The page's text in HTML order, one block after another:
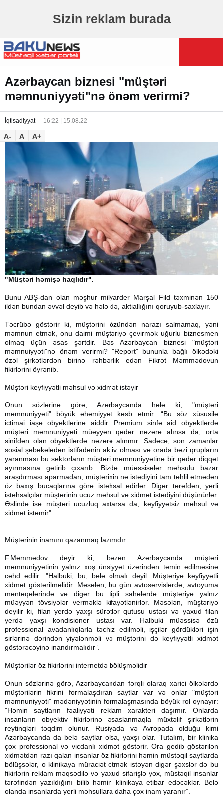
Sizin reklam burada
Azərbaycan biznesi "müştəri
məmnuniyyəti"nə önəm verirmi?
İqtisadiyyat 16:22 | 15.08.22
A- A A+
"Müştəri həmişə haqlıdır".
Bunu ABŞ-dan olan məşhur milyarder Marşal Fild təxminən 150
ildən bundan əvvəl deyib və hələ də, aktiallığını qoruyub-saxlayır.
Təcrübə göstərir ki, müştərini özündən narazı salmamaq, yəni
məmnun etmək, onu daimi müştəriyə çevirmək uğurlu biznesmen
olmaq üçün əsas şərtdir. Bəs Azərbaycan biznesi "müştəri
məmnuiyyəti"nə önəm verirmi? "Report" bununla bağlı ölkədəki
özəl şirkətlərdən birinə rəhbərlik edən Fikrət Məmmədovun
fikirlərini öyrənib.
Müştəri keyfiyyətli məhsul və xidmət istəyir
Onun sözlərinə görə, Azərbaycanda hələ ki, "müştəri
məmnuniyyəti" böyük əhəmiyyət kəsb etmir: “Bu söz xüsusilə
ictimai iaşə obyektlərinə aiddir. Premium sinfə aid obyektlərdə
müştəri məmnuniyyəti müəyyən qədər nəzərə alınsa da, orta
sinifdən olan obyektlərdə nəzərə alınmır. Sadəcə, son zamanlar
sosial şəbəkələdən istifadənin aktiv olması və orada bəzi qrupların
yaranması bu sektorların müştəri məmnuniyyətinə bir qədər diqqət
ayırmasına gətirib çıxarıb. Bizdə müəssisələr məhsulu bazar
araşdırması aparmadan, müştərinin nə istədiyini tam təhlil etmədən
öz baxış bucaqlarına görə istehsal edirlər. Digər tərəfdən, yerli
istehsalçılar müştərinin ucuz məhsul və xidmət istədiyini düşünürlər.
Əslində isə müştəri ucuzluq axtarsa da, keyfiyyətsiz məhsul və
xidmət istəmir".
Müştərinin inamını qazanmaq lazımdır
F.Məmmədov deyir ki, bəzən Azərbaycanda müştəri
məmnuniyyətinin yalnız xoş ünsiyyət üzərindən təmin edilməsinə
cəhd edilir: "Halbuki, bu, belə olmalı deyil. Müştəriyə keyfiyyətli
xidmət göstərilməlidir. Məsələn, bu gün avtoservislərdə, avtoyuma
məntəqələrində və digər bu tipli sahələrdə müştəriyə yalnız
müəyyən tövsiyələr verməklə kifayətlənirlər. Məsələn, müştəriyə
deyilir ki, filan yerdə yaxşı sürətlər qutusu ustası və yaxud filan
yerdə yaxşı kondisioner ustası var. Halbuki müəssisə özü
professional avadanlıqlarla təchiz edilməli, işçilər gördükləri işin
sirlərinə dərindən yiyələnməli və müştərini də keyfiyyətli xidmət
göstərəcəyinə inandırmalıdır”.
Müştərilər öz fikirlərini internetdə bölüşməlidir
Onun sözlərinə görə, Azərbaycandan fərqli olaraq xarici ölkələrdə
müştərilərin fikrini formalaşdıran saytlar var və onlar "müştəri
məmnuniyyəti" mədəniyyətinin formalaşmasında böyük rol oynayır:
"Həmin saytların fəaliyyəti reklam xarakteri daşımır. Onlarda
insanların obyektiv fikirlərinə əsaslanmaqla müxtəlif şirkətlərin
reytinqləri təqdim olunur. Rusiyada və Avropada olduğu kimi
Azərbaycanda da belə saytlar olsa, yaxşı olar. Tutalım, bir klinika
çox professional və vicdanlı xidmət göstərir. Ora gedib göstərilən
xidmətdən razı qalan insanlar öz fikirlərini həmin müstəqil saytlarda
bölüşsələr, o klinikaya müraciət etmək istəyən digər şəxslər də bu
fikirlərin reklam məqsədilə və yaxud sifarişlə yox, müstəqil insanlar
tərəfindən yazıldığını bilib həmin klinikaya etibar edəcəklər. Belə
olanda insanlarda yerli məhsullara daha çox inam yaranır”.